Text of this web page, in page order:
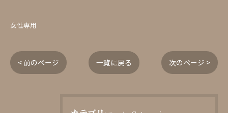
女性専用
< 前のページ 一覧に戻る 次のページ >